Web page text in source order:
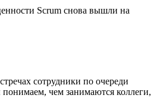
Scrum снова вышли на
сотрудники по очереди
чем занимаются коллеги,